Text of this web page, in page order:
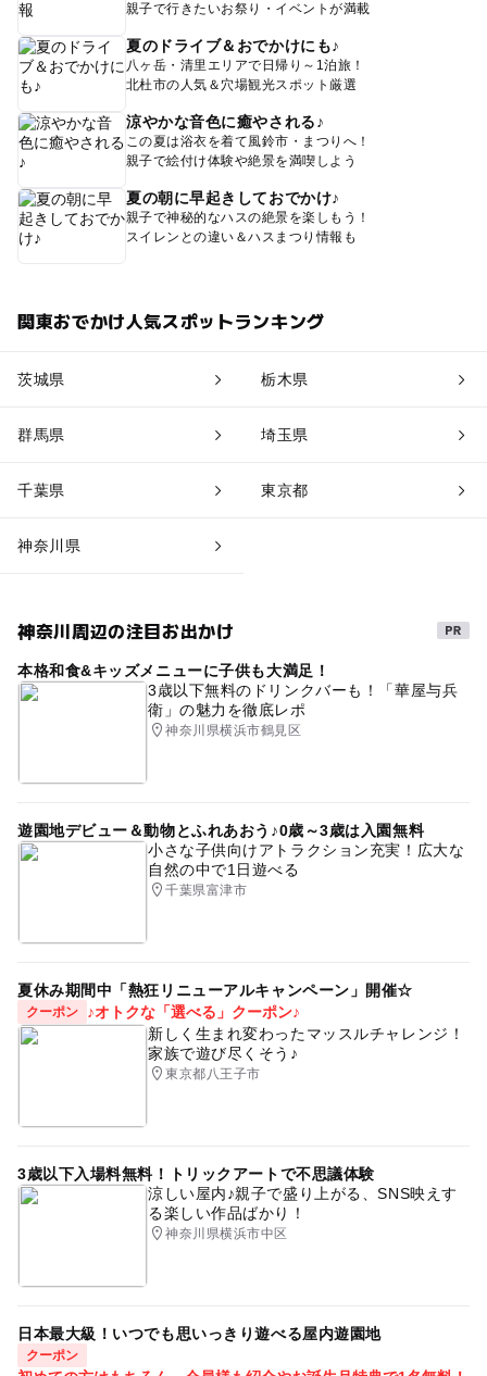
親子で行きたいお祭り・イベントが満載
夏のドライブ＆おでかけにも♪
八ヶ岳・清里エリアで日帰り～1泊旅！
北杜市の人気＆穴場観光スポット厳選
涼やかな音色に癒やされる♪
この夏は浴衣を着て風鈴市・まつりへ！
親子で絵付け体験や絶景を満喫しよう
夏の朝に早起きしておでかけ♪
親子で神秘的なハスの絶景を楽しもう！
スイレンとの違い＆ハスまつり情報も
関東おでかけ人気スポットランキング
茨城県 栃木県
群馬県 埼玉県
千葉県 東京都
神奈川県
神奈川周辺の注目お出かけ
本格和食&キッズメニューに子供も大満足！
3歳以下無料のドリンクバーも！「華屋与兵
衛」の魅力を徹底レポ
神奈川県横浜市鶴見区
遊園地デビュー＆動物とふれあおう♪0歳～3歳は入園無料
小さな子供向けアトラクション充実！広大な
自然の中で1日遊べる
千葉県富津市
夏休み期間中「熱狂リニューアルキャンペーン」開催☆
クーポン
♪オトクな「選べる」クーポン♪
新しく生まれ変わったマッスルチャレンジ！
家族で遊び尽くそう♪
東京都八王子市
3歳以下入場料無料！トリックアートで不思議体験
涼しい屋内♪親子で盛り上がる、SNS映えす
る楽しい作品ばかり！
神奈川県横浜市中区
日本最大級！いつでも思いっきり遊べる屋内遊園地
クーポン